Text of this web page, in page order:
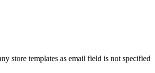
store templates as email field is not specified